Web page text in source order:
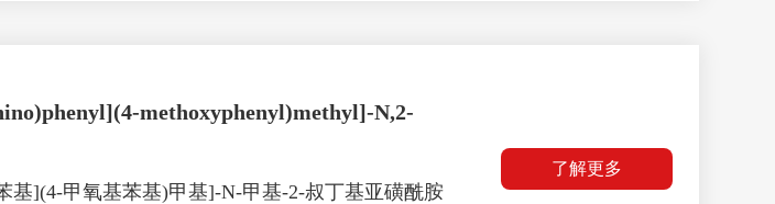
methoxyphenyl)methyl]-N,2-
基](4-甲氧基苯基)甲基]-N-甲基-2-叔丁基亚磺酰胺
了解更多